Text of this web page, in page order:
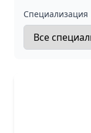
Специализация